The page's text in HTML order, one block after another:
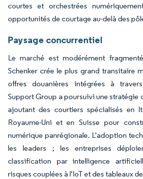
courtes et orchestrées
opportunités de courtage au-delà des
Paysage concurrentiel
Le marché est modérément
Schenker crée le plus grand transitaire
offres douanières intégrées à
Support Group a poursuivi une stratégie
ajoutant des courtiers spécialisés en
Royaume-Uni et en Suisse pour
numérique panrégionale. L'adoption
les leaders ; les entreprises
classification par intelligence
risques couplées à l'IoT et des tableaux